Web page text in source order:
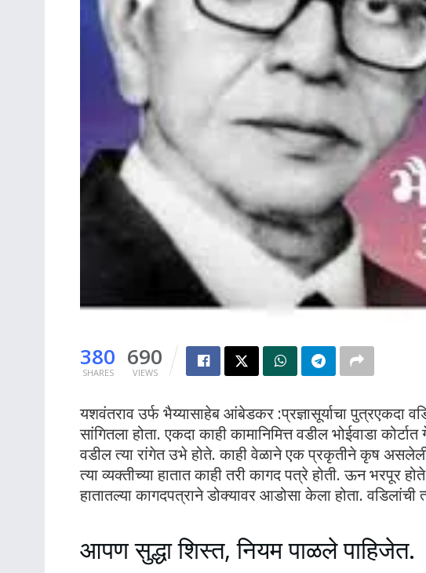
380
SHARES
690
VIEWS
यशवंतराव उर्फ भैय्यासाहेब आंबेडकर :प्रज्ञासूर्याचा पुत्रएकदा
सांगितला होता. एकदा काही कामानिमित्त वडील भोईवाडा
वडील त्या रांगेत उभे होते. काही वेळाने एक प्रकृतीने कृष
त्या व्यक्तीच्या हातात काही तरी कागद पत्रे होती. ऊन भरपूर
हातातल्या कागदपत्राने डोक्यावर आडोसा केला होता.
आपण सुद्धा शिस्त, नियम पाळले पाहिजेत.